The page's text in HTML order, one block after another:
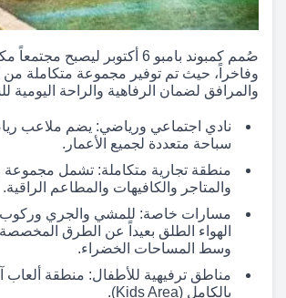
صُمم كمبوند بامبو 6 أكتوبر ليصبح
وفاخراً، حيث تم توفير مجموعة متكاملة من
والمرافق لضمان الرفاهية والراحة اليومية
نادي اجتماعي ورياضي: يضم ملاعب
سباحة متعددة لجميع الأعمار.
منطقة تجارية متكاملة: تشمل مجموعة
والمتاجر والكافيهات والمطاعم الراقية.
مسارات خاصة: للمشي والجري وركوب
الهواء الطلق بعيداً عن الطرق
وسط المساحات الخضراء.
مناطق ترفيهية للأطفال: منطقة ألعاب
بالكامل (Kids Area).